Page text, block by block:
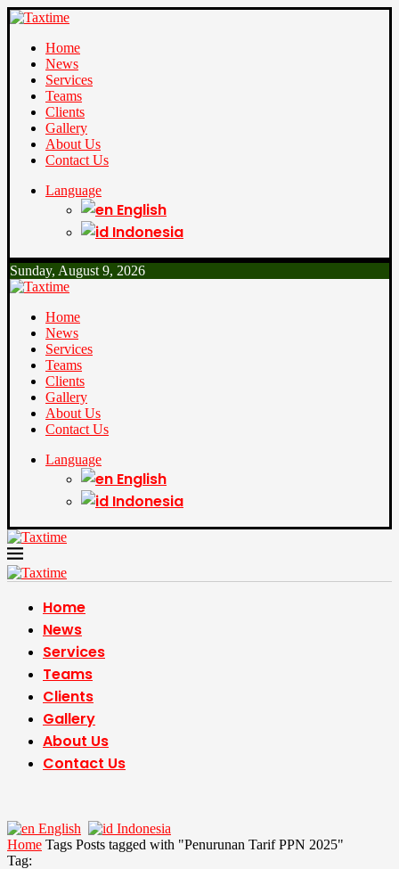
Home
News
Services
Teams
Clients
Gallery
About Us
Contact Us
Language
English
Indonesia
Sunday, August 9, 2026
Home
News
Services
Teams
Clients
Gallery
About Us
Contact Us
Language
English
Indonesia
Home
News
Services
Teams
Clients
Gallery
About Us
Contact Us
English
Indonesia
Home Tags Posts tagged with "Penurunan Tarif PPN 2025"
Tag: